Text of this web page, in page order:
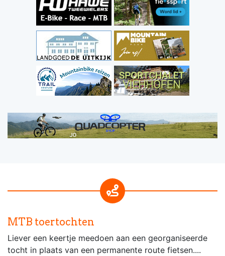
MTB toertochten
Liever een keertje meedoen aan een georganiseerde
tocht in plaats van een permanente route fietsen....